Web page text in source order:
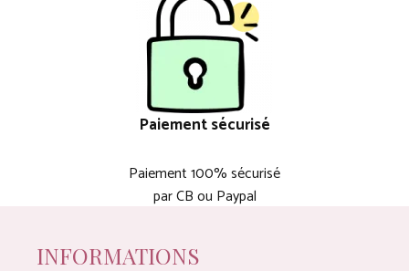
Paiement sécurisé
Paiement 100% sécurisé
par CB ou Paypal
INFORMATIONS